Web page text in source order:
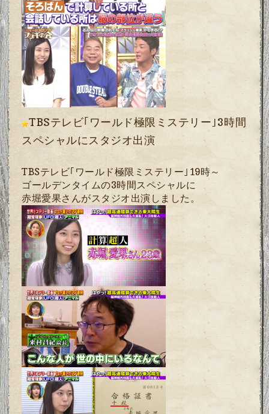
TBSテレビ｢ワールド極限ミステリー｣3時間
スペシャルにスタジオ出演
TBSテレビ｢ワールド極限ミステリー｣19時～
ゴールデンタイムの3時間スペシャルに
赤堀愛果さんがスタジオ出演しました。